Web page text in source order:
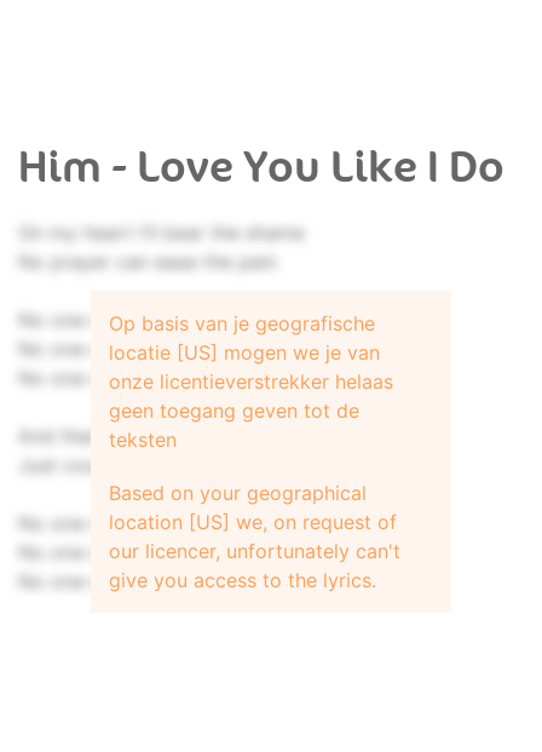
Him - Love You Like I Do
On my heart I'll bear the shame
No prayer can ease the pain
No one will love you
No one will love you the way i do
No one will love you, love you like I do
And there's no escape
Just countless mistakes
No one will love you
No one will love you the way I do
No one will ove you, love you like I do
Op basis van je geografische
locatie [US] mogen we je van
onze licentieverstrekker helaas
geen toegang geven tot de
teksten
Based on your geographical
location [US] we, on request of
our licencer, unfortunately can't
give you access to the lyrics.